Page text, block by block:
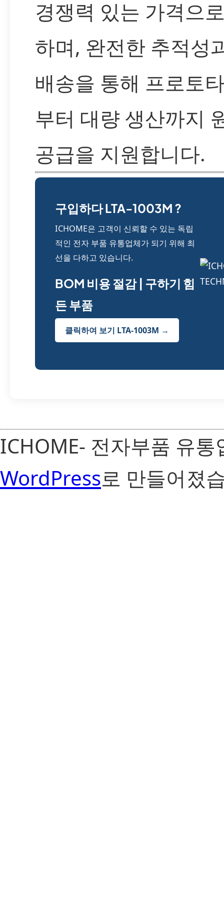
경쟁력 있는 가격으
하며, 완전한 추적성
배송을 통해 프로토
부터 대량 생산까지
공급을 지원합니다.
구입하다 LTA-1003M ?
ICHOME은 고객이 신뢰할 수 있는 독립
적인 전자 부품 유통업체가 되기 위해 최
선을 다하고 있습니다.
BOM 비용 절감 | 구하기 힘
든 부품
클릭하여 보기 LTA-1003M →
ICHOME- 전자부품 유
WordPress로 만들어졌